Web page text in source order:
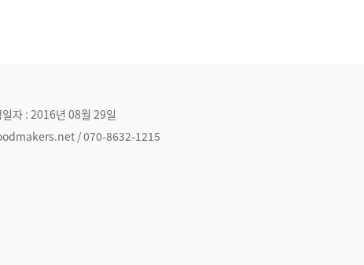
자 : 2016년 08월 29일
/ 070-8632-1215